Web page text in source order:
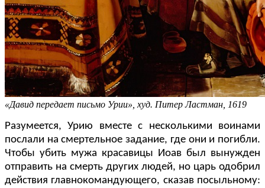
«Давид передает письмо Урии», худ. Питер Ластман, 1619
Разумеется, Урию вместе с несколькими воинами
послали на смертельное задание, где они и погибли.
Чтобы убить мужа красавицы Иоав был вынужден
отправить на смерть других людей, но царь одобрил
действия главнокомандующего, сказав посыльному: